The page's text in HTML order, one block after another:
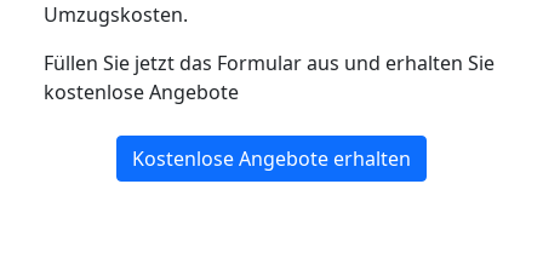
Umzugskosten.
Füllen Sie jetzt das Formular aus und erhalten Sie
kostenlose Angebote
Kostenlose Angebote erhalten